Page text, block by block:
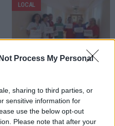
Process My Personal
sharing to third parties, or
sensitive information for
use the below opt-out
Please note that after your
LOCAL
Angajații Spitalului Municipal
Fălticeni au intrat în grevă generală.
Pacienții unității medicale nu au
fost afectați